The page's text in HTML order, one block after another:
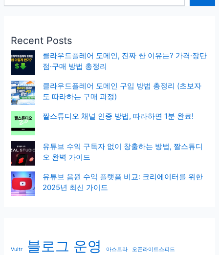
Recent Posts
클라우드플레어 도메인, 진짜 싼 이유는? 가격·장단
점·구매 방법 총정리
클라우드플레어 도메인 구입 방법 총정리 (초보자
도 따라하는 구매 과정)
짤스튜디오 채널 인증 방법, 따라하면 1분 완료!
유튜브 수익 구독자 없이 창출하는 방법, 짤스튜디
오 완벽 가이드
유튜브 음원 수익 플랫폼 비교: 크리에이터를 위한
2025년 최신 가이드
Vultr 블로그 운영 아스트라 오픈라이트스피드